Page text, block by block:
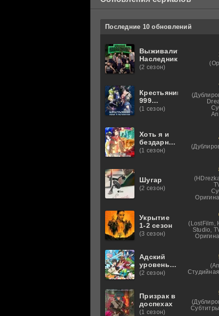
Последние 10 обновлений
Выживалити.
Наследники
(2 сезон)
Крестьянин
999
уровня
(1 сезон)
Хоть я и
бездарная
злодейка
(1 сезон)
Шугар
(2 сезон)
Укрытие
1-2 сезон
(3 сезон)
(LostFilm,
Studio,
Адский
уровень:
Хардкорный
высокой
сложности
в другом
(2 сезон)
Призрак в
доспехах
(1 сезон)